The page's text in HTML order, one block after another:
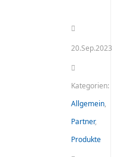
20.Sep.2023
Kategorien:
Allgemein,
Partner,
Produkte